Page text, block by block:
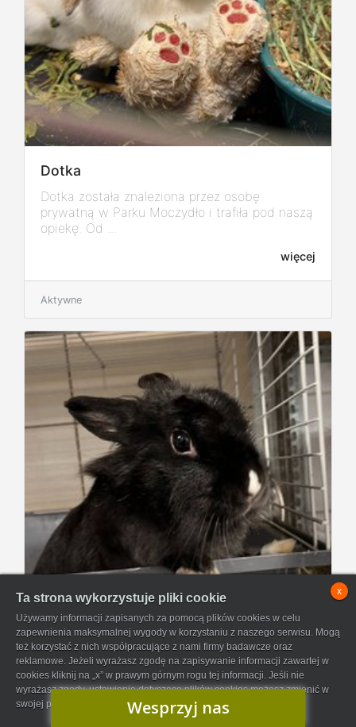
Dotka
Dotka została znaleziona przez osobę
prywatną w Parku Moczydło i trafiła pod naszą
opiekę. Od ...
więcej
Aktywne
Doti
Doti błąkała się w okolicy stacji SKM w
Gdańsku. Znalazła się osoba, której los Doti ...
Ta strona wykorzystuje pliki cookie
Używamy informacji zapisanych za pomocą plików cookies w celu
zapewnienia maksymalnej wygody w korzystaniu z naszego serwisu. Mogą
też korzystać z nich współpracujące z nami firmy badawcze oraz
reklamowe. Jeżeli wyrażasz zgodę na zapisywanie informacji zawartej w
cookies kliknij na „x” w prawym górnym rogu tej informacji. Jeśli nie
wyrażasz zgody, ustawienia dotyczące plików cookies możesz zmienić w
swojej przeglądarce.
x
Wesprzyj nas